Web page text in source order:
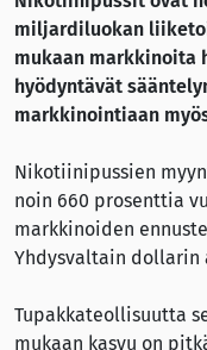
miljardiluokan
mukaan
hyödyntävät
markkinointiaan
Nikotiinipussien
noin 660 prosenttia
markkinoiden
Yhdysvaltain dollarin
Tupakkateollisuutta
mukaan kasvu on